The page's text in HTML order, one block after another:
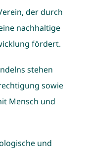
der durch
nachhaltige
fördert.
stehen
sowie
Mensch und
und